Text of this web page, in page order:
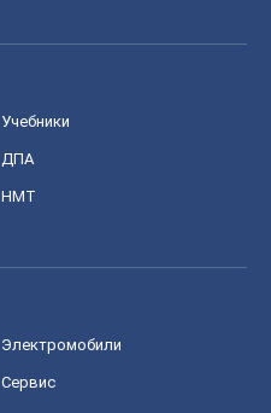
Учебники
ДПА
НМТ
Электромобили
Сервис